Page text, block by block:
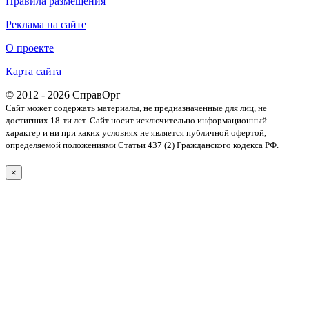
Реклама на сайте
О проекте
Карта сайта
© 2012 - 2026 СправОрг
Сайт может содержать материалы, не предназначенные для лиц, не
достигших 18-ти лет. Cайт носит исключительно информационный
характер и ни при каких условиях не является публичной офертой,
определяемой положениями Статьи 437 (2) Гражданского кодекса РФ.
×